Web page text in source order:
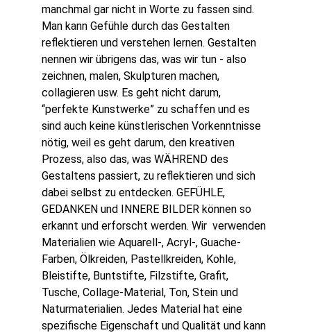
manchmal gar nicht in Worte zu fassen sind.
Man kann Gefühle durch das Gestalten
reflektieren und verstehen lernen. Gestalten
nennen wir übrigens das, was wir tun - also
zeichnen, malen, Skulpturen machen,
collagieren usw. Es geht nicht darum,
“perfekte Kunstwerke” zu schaffen und es
sind auch keine künstlerischen Vorkenntnisse
nötig, weil es geht darum, den kreativen
Prozess, also das, was WÄHREND des
Gestaltens passiert, zu reflektieren und sich
dabei selbst zu entdecken. GEFÜHLE,
GEDANKEN und INNERE BILDER können so
erkannt und erforscht werden. Wir  verwenden
Materialien wie Aquarell-, Acryl-, Guache-
Farben, Ölkreiden, Pastellkreiden, Kohle,
Bleistifte, Buntstifte, Filzstifte, Grafit,
Tusche, Collage-Material, Ton, Stein und
Naturmaterialien. Jedes Material hat eine
spezifische Eigenschaft und Qualität und kann